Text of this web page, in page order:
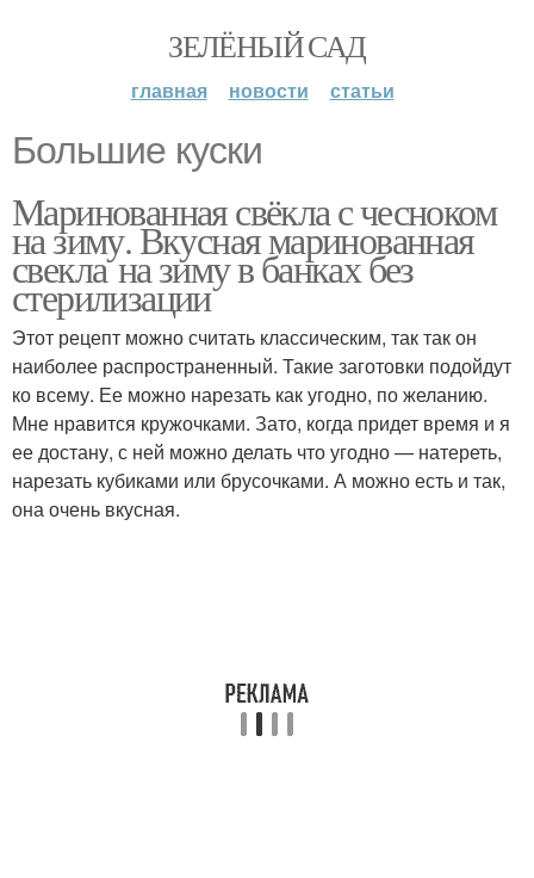
ЗЕЛЁНЫЙ САД
главная новости статьи
Большие куски
Маринованная свёкла с чесноком
на зиму. Вкусная маринованная
свекла на зиму в банках без
стерилизации
Этот рецепт можно считать классическим, так так он
наиболее распространенный. Такие заготовки подойдут
ко всему. Ее можно нарезать как угодно, по желанию.
Мне нравится кружочками. Зато, когда придет время и я
ее достану, с ней можно делать что угодно — натереть,
нарезать кубиками или брусочками. А можно есть и так,
она очень вкусная.